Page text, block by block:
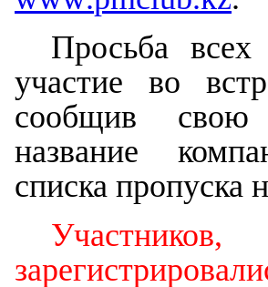
Просьба
участие во
сообщив
название
списка пропуска